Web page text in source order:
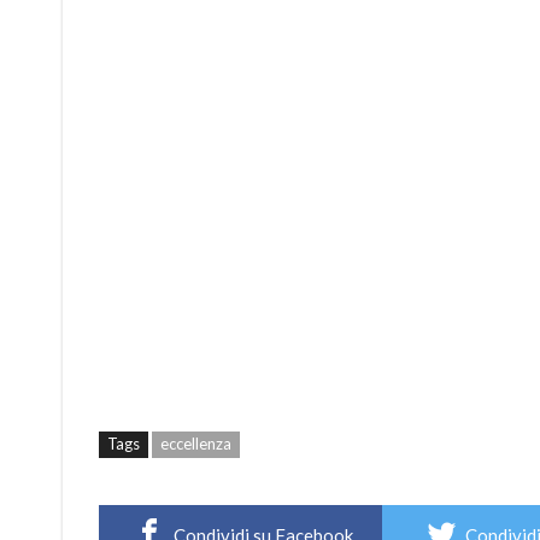
Tags eccellenza
Condividi su Facebook